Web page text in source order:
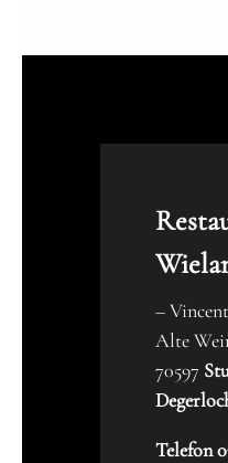
–
Alte
70597
Telefon